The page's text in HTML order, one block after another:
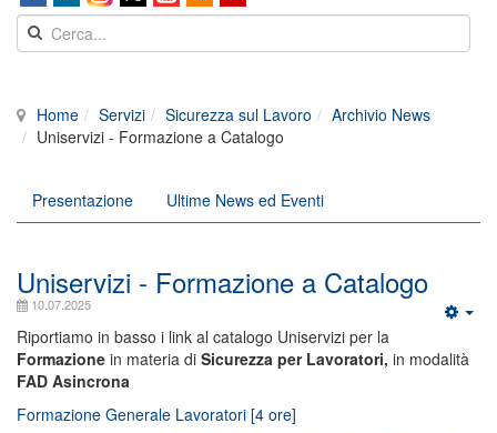
Home Servizi Sicurezza sul Lavoro
Archivio News
Uniservizi - Formazione a Catalogo
Presentazione Ultime News ed Eventi
Uniservizi - Formazione a Catalogo
10.07.2025
Riportiamo in basso i link al catalogo Uniservizi per la
Formazione in materia di Sicurezza per Lavoratori, in modalità
FAD Asincrona
Formazione Generale Lavoratori [4 ore]